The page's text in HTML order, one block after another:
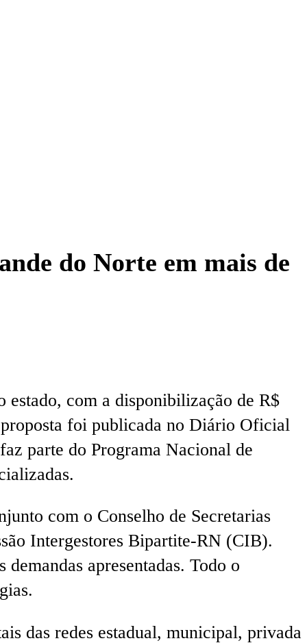
do Norte em mais de
com a disponibilização de R$
foi publicada no Diário Oficial
parte do Programa Nacional de
com o Conselho de Secretarias
Intergestores Bipartite-RN (CIB).
apresentadas. Todo o
das redes estadual, municipal, privada